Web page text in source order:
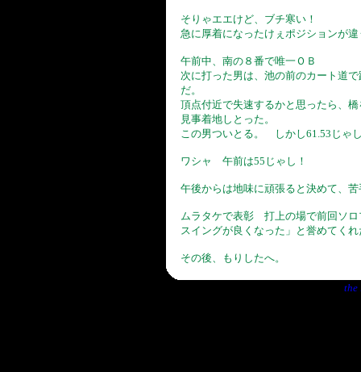
そりゃエエけど、ブチ寒い！
急に厚着になったけぇポジションが
午前中、南の８番で唯一ＯＢ
次に打った男は、池の前のカート道
だ。
頂点付近で失速するかと思ったら、
見事着地しとった。
この男ついとる。 しかし61.53じゃ
ワシャ 午前は55じゃし！
午後からは地味に頑張ると決めて、
ムラタケで表彰 打上の場で前回ソロ
スイングが良くなった」と誉めてくれ
その後、もりしたへ。
the